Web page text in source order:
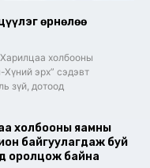
өрнөлөө
холбооны
эрх” сэдэвт
зүй, дотоод
холбооны яамны
байгуулагдаж буй
оролцож байна